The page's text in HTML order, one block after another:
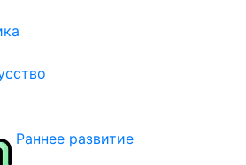
Раннее развитие